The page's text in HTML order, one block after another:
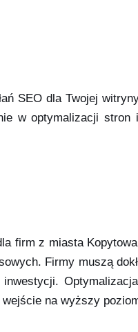
SEO dla Twojej
w optymalizacji stron
firm z miasta
Firmy muszą
na wyższy